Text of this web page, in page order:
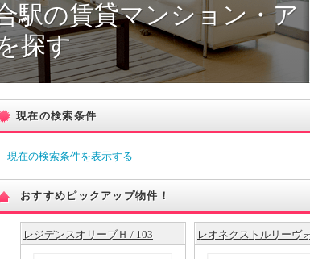
駅の賃貸マンション・ア
探す
現在の検索条件
現在の検索条件を表示する
おすすめピックアップ物件！
レジデンスオリーブＨ / 103 レオネクストルリーヴ